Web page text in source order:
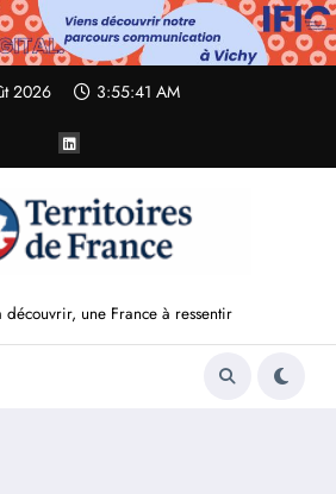
2026 3:55:42 AM
découvrir, une France à ressentir